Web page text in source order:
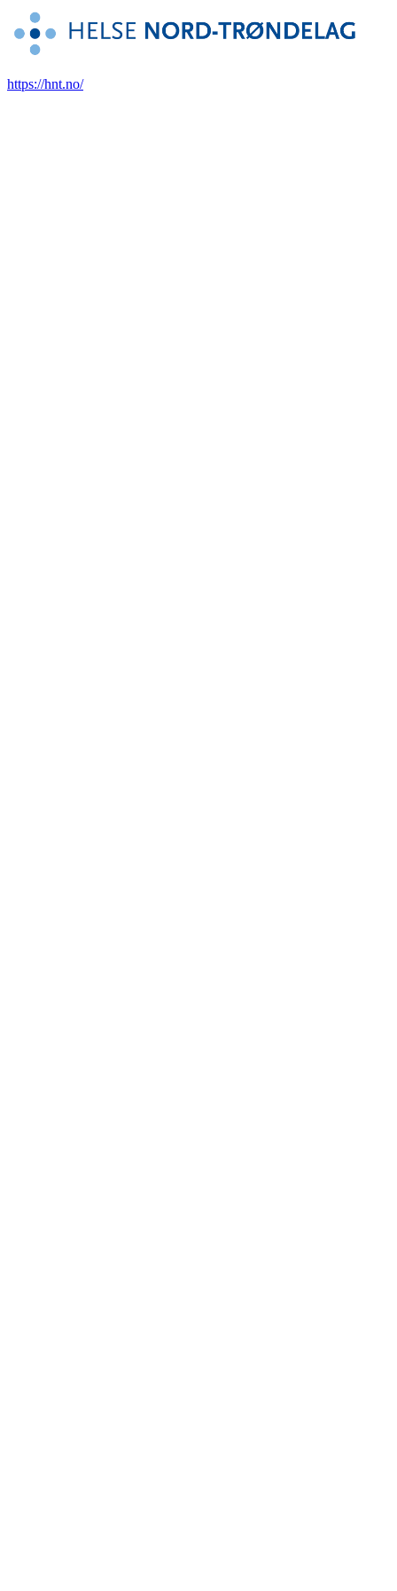
https://hnt.no/